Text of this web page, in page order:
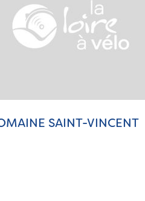
SAINT-VINCENT